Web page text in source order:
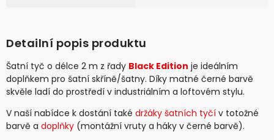
Detailní popis produktu
Šatní tyč o délce 2 m z řady Black Edition je ideálním
doplňkem pro šatní skříně/šatny. Díky matné černé barvě
skvěle ladí do prostředí v industriálním a loftovém stylu.
V naší nabídce k dostání také držáky šatních tyčí v totožné
barvě a doplňky (montážní vruty a háky v černé barvě).